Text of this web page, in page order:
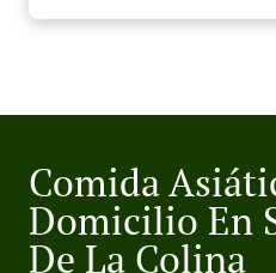
Comida
Domicilio En
De La Colina